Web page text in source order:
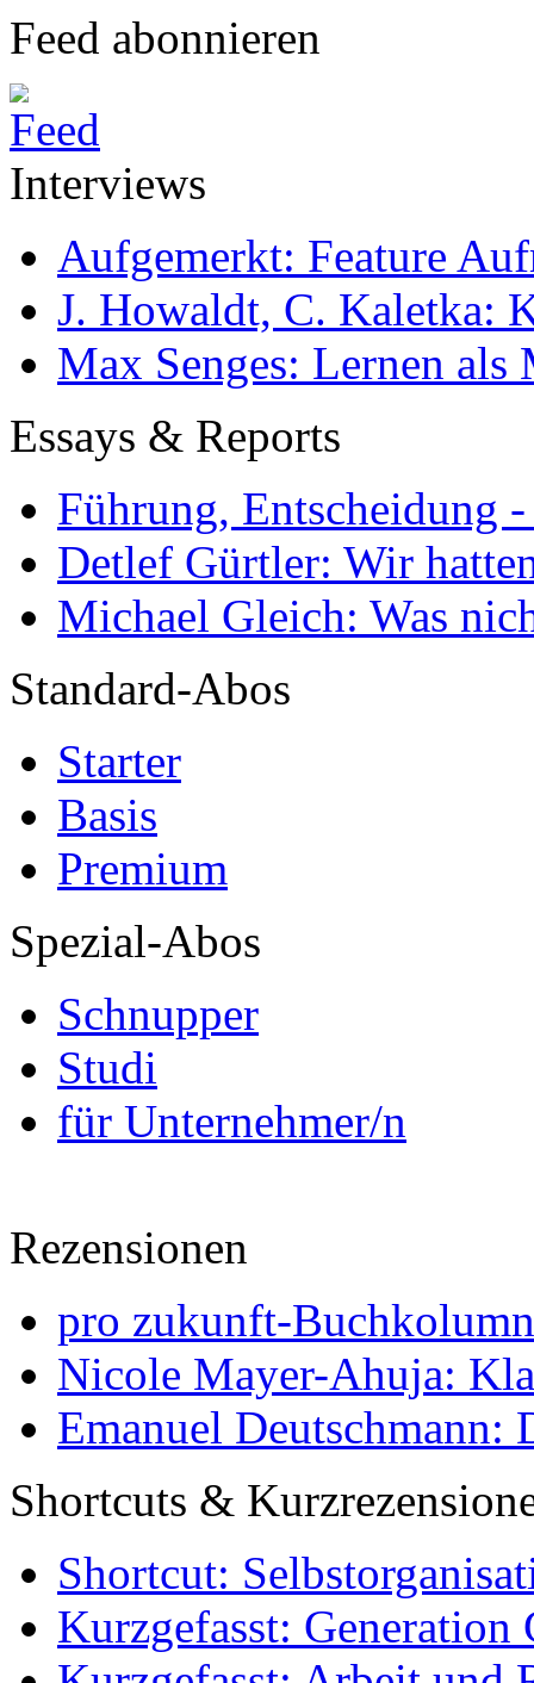
Feed abonnieren
Interviews
Aufgemerkt: Feature
J. Howaldt, C. Kaletka:
Max Senges: Lernen als
Essays & Reports
Führung, Entscheidung
Detlef Gürtler: Wir
Michael Gleich: Was
Standard-Abos
Starter
Basis
Premium
Spezial-Abos
Schnupper
Studi
für Unternehmer/n
Rezensionen
pro zukunft-
Nicole Mayer-Ahuja:
Emanuel Deutschmann:
Shortcuts &
Shortcut:
Kurzgefasst: Generation